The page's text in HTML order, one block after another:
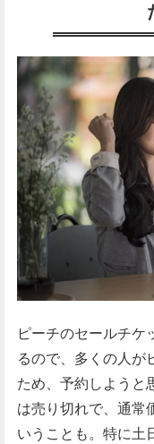
ピーチのセールチケ
るので、多くの人が
ため、予約しようと
は売り切れで、通常
いうことも。特に土